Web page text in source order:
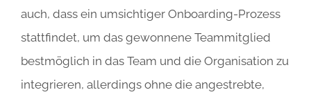
auch, dass ein umsichtiger Onboarding-Prozess
stattfindet, um das gewonnene Teammitglied
bestmöglich in das Team und die Organisation zu
integrieren, allerdings ohne die angestrebte,